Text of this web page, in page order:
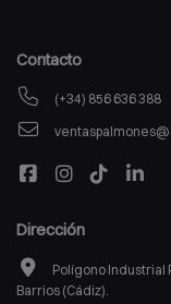
Contacto
(+34) 856 636 388
Dirección
Polígono Industrial
Barrios (Cádiz).